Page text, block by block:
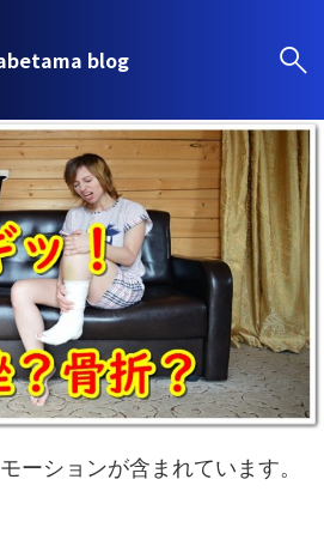
blog
ーションが含まれています。